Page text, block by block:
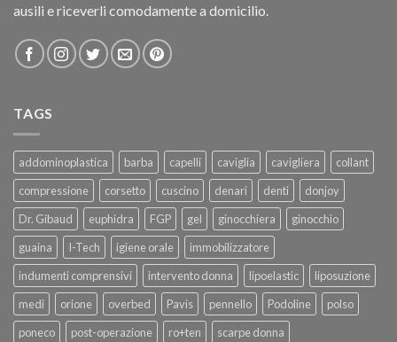
ausili e riceverli comodamente a domicilio.
TAGS
addominoplastica barba capelli caviglia cavigliera
collant
compressione
corsetto cuscino denari denti
donjoy
Dr. Gibaud
euphidra FGP gel ginocchiera
ginocchio
guaina
I-Tech igiene orale
immobilizzatore
indumenti comprensivi
intervento donna lipoelastic
liposuzione
medi
orione overbed Pavis pennello Podoline
polso
poneco
post-operazione ro+ten
scarpe donna